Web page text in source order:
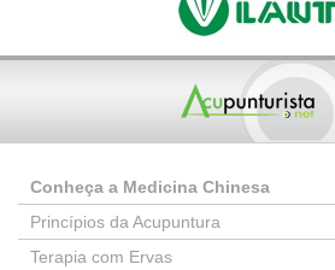
Conheça a Medicina Chinesa
Princípios da Acupuntura
Terapia com Ervas